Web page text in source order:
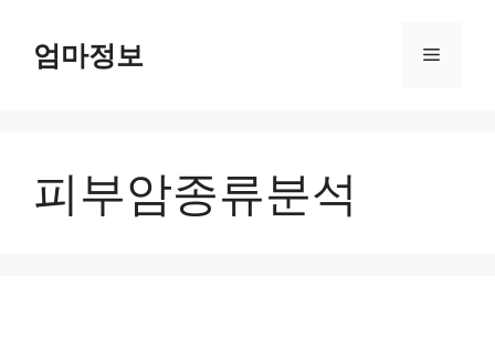
엄마정보 메
피부암종류분석